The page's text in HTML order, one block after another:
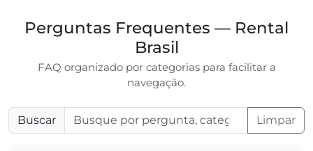
Perguntas Frequentes — Rental
Brasil
FAQ organizado por categorias para facilitar a
navegação.
Buscar Limpar